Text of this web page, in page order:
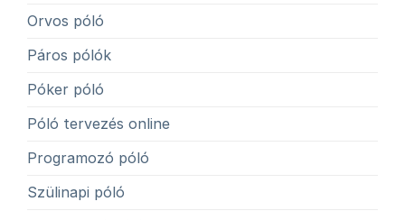
Orvos póló
Páros pólók
Póker póló
Póló tervezés online
Programozó póló
Szülinapi póló